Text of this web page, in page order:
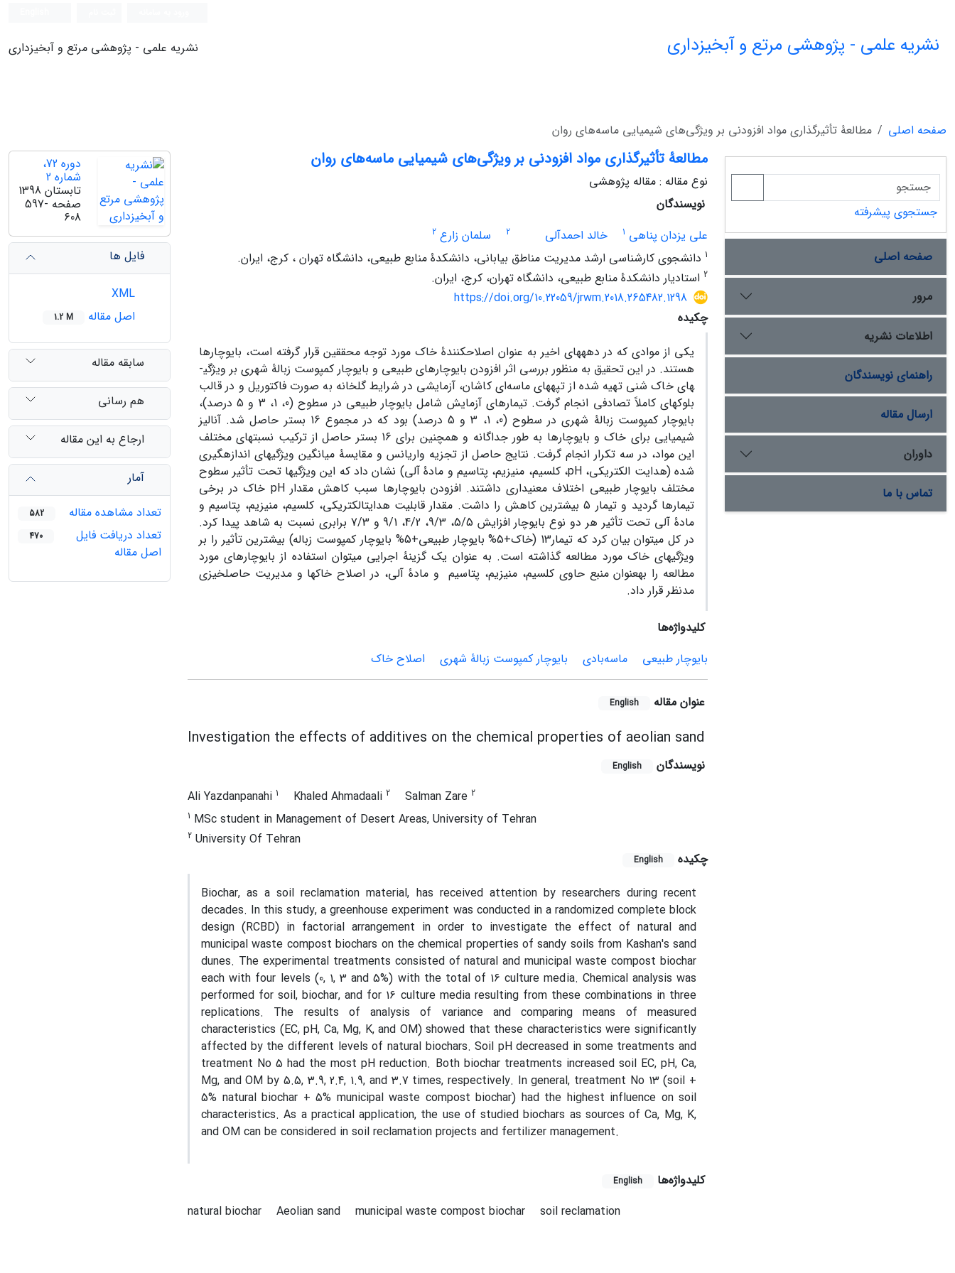
نشریه علمی - پژوهشی مرتع و آبخیزداری نشریه علمی - پژوهشی مرتع و آبخیزداری
صفحه اصلی مطالعۀ تأثیرگذاری مواد افزودنی بر ویژگی‌های شیمیایی ماسه‌های روان
مطالعۀ تأثیرگذاری مواد افزودنی بر ویژگی‌های شیمیایی ماسه‌های روان
نوع مقاله : مقاله پژوهشی
نویسندگان
علی یزدان پناهی 1 خالد احمدآلی 2 سلمان زارع 2
1 دانشجوی کارشناسی ارشد مدیریت مناطق بیابانی، دانشکدۀ منابع طبیعی، دانشگاه تهران ، کرج، ایران.
2 استادیار دانشکدۀ منابع طبیعی، دانشگاه تهران، کرج، ایران.
https://doi.org/10.22059/jrwm.2018.265482.1298
چکیده
یکی از موادی که در دهه­های اخیر به عنوان اصلاح­کنندۀ خاک مورد توجه محققین قرار گرفته است، بایوچارها
هستند. در این تحقیق به منظور بررسی اثر افزودن بایوچارهای طبیعی و بایوچار کمپوست زبالۀ شهری بر ویژگی­
های خاک شنی تهیه­ شده از تپه­های ماسه‌ای کاشان، آزمایشی در شرایط گلخانه به صورت فاکتوریل و در قالب
بلوک­های کاملاً تصادفی انجام گرفت. تیمارهای آزمایش شامل بایوچار طبیعی در سطوح (0، 1، 3 و 5 درصد)،
بایوچار کمپوست زبالۀ شهری در سطوح (0، 1، 3 و 5 درصد) بود که در مجموع 16 بستر حاصل شد. آنالیز
شیمیایی برای خاک و بایوچارها به طور جداگانه و همچنین برای 16 بستر حاصل از ترکیب نسبت­های مختلف
این مواد، در سه تکرار انجام گرفت. نتایج حاصل از تجزیه واریانس و مقایسۀ میانگین ویژگی­های اندازه­گیری
شده (هدایت الکتریکی، pH، کلسیم، منیزیم، پتاسیم و مادۀ آلی) نشان داد که این ویژگی­ها تحت تأثیر سطوح
مختلف بایوچار طبیعی اختلاف معنی­داری داشتند. افزودن بایوچارها سبب کاهش مقدار pH خاک در برخی
تیمارها گردید و تیمار 5 بیشترین کاهش را داشت. مقدار قابلیت هدایت­الکتریکی، کلسیم، منیزیم، پتاسیم و
مادۀ آلی تحت تأثیر هر دو نوع بایوچار افزایش 5/5، 9/3، 4/2، 9/1 و 7/3 برابری نسبت به شاهد پیدا کرد.
در کل می­توان بیان کرد که تیمار13 (خاک+5% بایوچار طبیعی+5% بایوچار کمپوست زباله) بیشترین تأثیر را بر
ویژگی­های خاک مورد مطالعه گذاشته است. به عنوان یک گزینۀ اجرایی می­توان استفاده از بایوچارهای مورد
مطالعه را به­عنوان منبع حاوی کلسیم، منیزیم، پتاسیم و مادۀ آلی، در اصلاح خاک­ها و مدیریت حاصل­خیزی
مدنظر قرار داد.
کلیدواژه‌ها
بایوچار طبیعی
ماسه‌بادی بایوچار کمپوست زبالۀ شهری اصلاح خاک
عنوان مقاله English
Investigation the effects of additives on the chemical properties of aeolian sand
نویسندگان English
Ali Yazdanpanahi 1 Khaled Ahmadaali 2 Salman Zare 2
1 MSc student in Management of Desert Areas, University of Tehran
2 University Of Tehran
چکیده
English
Biochar, as a soil reclamation material, has received attention by researchers during recent
decades. In this study, a greenhouse experiment was conducted in a randomized complete block
design (RCBD) in factorial arrangement in order to investigate the effect of natural and
municipal waste compost biochars on the chemical properties of sandy soils from Kashan's sand
dunes. The experimental treatments consisted of natural and municipal waste compost biochar
each with four levels (0, 1, 3 and 5%) with the total of 16 culture media. Chemical analysis was
performed for soil, biochar, and for 16 culture media resulting from these combinations in three
replications. The results of analysis of variance and comparing means of measured
characteristics (EC, pH, Ca, Mg, K, and OM) showed that these characteristics were significantly
affected by the different levels of natural biochars. Soil pH decreased in some treatments and
treatment No 5 had the most pH reduction. Both biochar treatments increased soil EC, pH, Ca,
Mg, and OM by 5.5, 3.9, 2.4, 1.9, and 3.7 times, respectively. In general, treatment No 13 (soil +
5% natural biochar + 5% municipal waste compost biochar) had the highest influence on soil
characteristics. As a practical application, the use of studied biochars as sources of Ca, Mg, K,
and OM can be considered in soil reclamation projects and fertilizer management.
کلیدواژه‌ها English
natural biochar Aeolian sand municipal waste compost biochar soil reclamation
دوره 72،
شماره 2
تابستان 1398
صفحه 597-
608
فایل ها
اصل مقاله
1.2 M
سابقه مقاله
هم رسانی
ارجاع به این مقاله
آمار
تعداد مشاهده مقاله
582
تعداد دریافت فایل
اصل مقاله
470
جستجوی پیشرفته
صفحه اصلی
مرور
اطلاعات نشریه
راهنمای نویسندگان
ارسال مقاله
داوران
تماس با ما